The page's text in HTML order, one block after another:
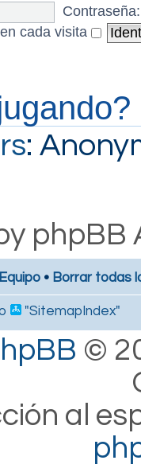
Contraseña:
cada visita
:
• Borrar todas
"SitemapIndex"
©
al